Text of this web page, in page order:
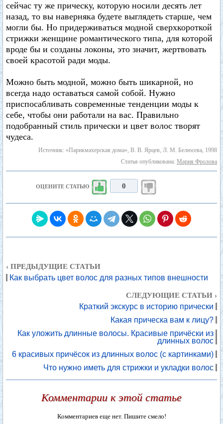
сейчас ту же прическу, которую носили десять лет
назад, то вы наверняка будете выглядеть старше, чем
могли бы. Но придерживаться модной сверхкороткой
стрижки женщине романтического типа, для которой
вроде бы и созданы локоны, это значит, жертвовать
своей красотой ради моды.
Можно быть модной, можно быть шикарной, но
всегда надо оставаться самой собой. Нужно
приспосабливать современные тенденции моды к
себе, чтобы они работали на вас. Правильно
подобранный стиль прически и цвет волос творят
чудеса.
Источник: «Парикмахерская дома», В. В. Ярцев, Л. М. Белюсева, 1998
Статья опубликована: Мария Фролова
ОЦЕНИТЕ СТАТЬЮ 0
‹ ПРЕДЫДУЩИЕ СТАТЬИ
Как выбрать цвет волос для разных типов внешности
СЛЕДУЮЩИЕ СТАТЬИ ›
Краткий экскурс в историю прически
Какая прическа вам к лицу?
Как уложить длинные волосы. Красивые причёски из
длинных волос
6 красивых причёсок из длинных волос (с картинками)
Что нужно иметь для стрижки и укладки волос
Комментарии к этой статье
Комментариев еще нет. Пишите смело!